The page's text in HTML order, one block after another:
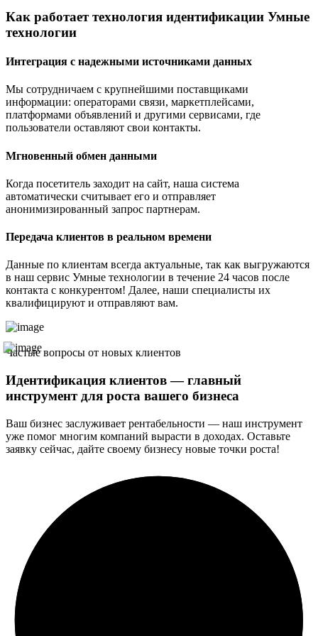
Как работает технология идентификации Умные
технологии
Интеграция с надежными источниками данных
Мы сотрудничаем с крупнейшими поставщиками
информации: операторами связи, маркетплейсами,
платформами объявлений и другими сервисами, где
пользователи оставляют свои контакты.
Мгновенный обмен данными
Когда посетитель заходит на сайт, наша система
автоматически считывает его и отправляет
анонимизированный запрос партнерам.
Передача клиентов в реальном времени
Данные по клиентам всегда актуальные, так как выгружаются
в наш сервис Умные технологии в течение 24 часов после
контакта с конкурентом! Далее, наши специалисты их
квалифицируют и отправляют вам.
Частые вопросы от новых клиентов
Идентификация клиентов — главный
инструмент для роста вашего бизнеса
Ваш бизнес заслуживает рентабельности — наш инструмент
уже помог многим компаний вырасти в доходах. Оставьте
заявку сейчас, дайте своему бизнесу новые точки роста!